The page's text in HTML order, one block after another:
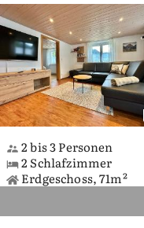
2 bis 3 Personen
2 Schlafzimmer
Erdgeschoss, 71m²